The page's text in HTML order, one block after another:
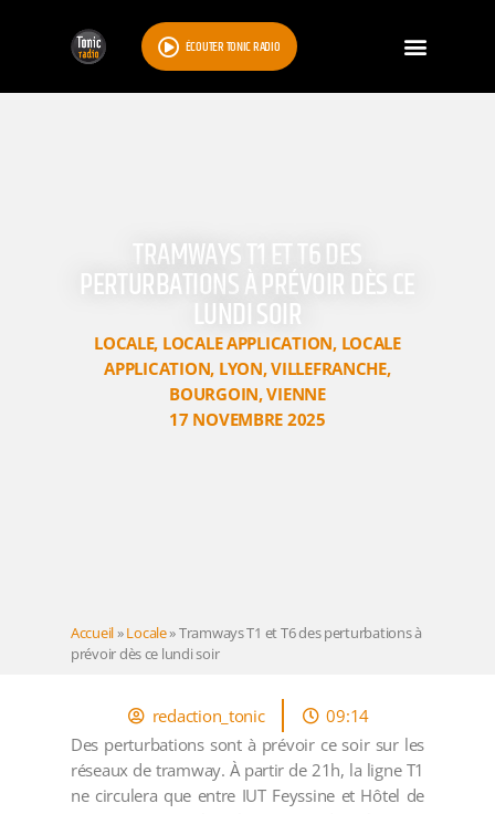
ÉCOUTER TONIC RADIO
TRAMWAYS T1 ET T6 DES
PERTURBATIONS À PRÉVOIR DÈS CE
LUNDI SOIR
LOCALE, LOCALE APPLICATION, LOCALE
APPLICATION, LYON,VILLEFRANCHE,
BOURGOIN,VIENNE
17 NOVEMBRE 2025
Accueil»Locale»Tramways T1 et T6 des perturbations à
prévoir dès ce lundi soir
redaction_tonic
09:14
Des perturbations sont à prévoir ce soir sur les
réseaux de tramway. À partir de 21h, la ligne T1
ne circulera que entre IUT Feyssine et Hôtel de